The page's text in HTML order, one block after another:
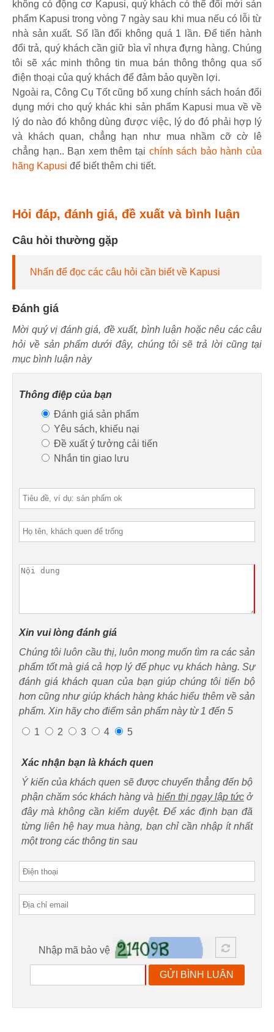
không có động cơ Kapusi, quý khách có thể đổi mới sản
phẩm Kapusi trong vòng 7 ngày sau khi mua nếu có lỗi từ
nhà sản xuất. Số lần đổi không quá 1 lần. Để tiến hành
đổi trả, quý khách cần giữ bìa vỉ nhựa đựng hàng. Chúng
tôi sẽ xác minh thông tin mua bán thông thông qua số
điện thoại của quý khách để đảm bảo quyền lợi.
Ngoài ra, Công Cụ Tốt cũng bổ xung chính sách hoán đổi
dụng mới cho quý khác khi sản phẩm Kapusi mua về về
lý do nào đó không dùng được việc, lý do đó phải hợp lý
và khách quan, chẳng hạn như mua nhầm cỡ cờ lê
chẳng hạn.. Bạn xem thêm tại chính sách bảo hành của
hãng Kapusi để biết thêm chi tiết.
Hỏi đáp, đánh giá, đề xuất và bình luận
Câu hỏi thường gặp
Nhấn để đọc các câu hỏi cần biết về Kapusi
Đánh giá
Mời quý vị đánh giá, đề xuất, bình luận hoặc nêu các câu
hỏi về sản phẩm dưới đây, chúng tôi sẽ trả lời cũng tại
mục bình luận này
Thông điệp của bạn
Đánh giá sản phẩm
Yêu sách, khiếu nại
Đề xuất ý tưởng cải tiến
Nhắn tin giao lưu
Xin vui lòng đánh giá
Chúng tôi luôn cầu thị, luôn mong muốn tìm ra các sản
phẩm tốt mà giá cả hợp lý để phục vụ khách hàng. Sự
đánh giá khách quan của bạn giúp chúng tôi tiến bộ
hơn cũng như giúp khách hàng khác hiểu thêm về sản
phẩm. Xin hãy cho điểm sản phẩm này từ 1 đến 5
1
2 3 4 5
Xác nhận bạn là khách quen
Ý kiến của khách quen sẽ được chuyển thẳng đến bộ
phận chăm sóc khách hàng và hiển thị ngay lập tứcở
đây mà không cần kiểm duyệt. Để xác định bạn đã
từng liên hệ hay mua hàng, bạn chỉ cần nhập ít nhất
một trong các thông tin sau
Nhập mã bảo vệ
GỬI BÌNH LUẬN